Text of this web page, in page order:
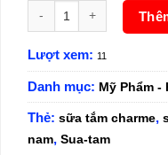
Sữa Tắm Nam Charme
Lượt xem: 11
Danh mục: Mỹ Phẩm -
Thẻ: sữa tắm charme,
nam, Sua-tam